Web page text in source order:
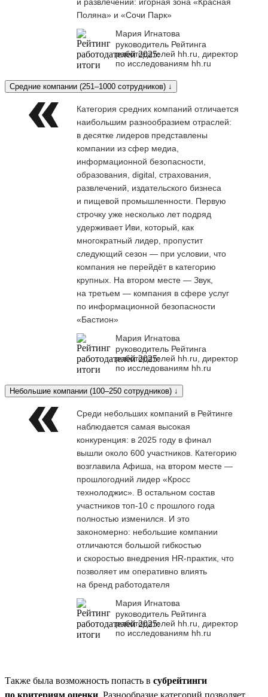
Поляна» и «Сочи Парк»
Мария Игнатова
руководитель Рейтинга
работодателей hh.ru, директор
по исследованиям hh.ru
Средние компании (251–1000 сотрудников) ↓
Категория средних компаний отличается
наибольшим разнообразием отраслей:
в десятке лидеров представлены
компании из сфер медиа,
информационной безопасности,
образования, digital, страхования,
развлечений, издательского бизнеса
и пищевой промышленности. Первую
строчку уже несколько лет подряд
удерживает Иви, который, как
многократный лидер, пропустит
следующий сезон — при условии, что
компания не перейдёт в категорию
крупных. На втором месте — Звук,
на третьем — компания в сфере услуг
по информационной безопасности
«Бастион»
Мария Игнатова
руководитель Рейтинга
работодателей hh.ru, директор
по исследованиям hh.ru
Небольшие компании (100–250 сотрудников) ↓
Среди небольших компаний в Рейтинге
наблюдается самая высокая
конкуренция: в 2025 году в финал
вышли около 600 участников. Категорию
возглавила Афиша, на втором месте —
прошлогодний лидер «Кросс
технолоджис». В остальном состав
участников топ-10 с прошлого года
полностью изменился. И это
закономерно: небольшие компании
отличаются большой гибкостью
и скоростью внедрения HR-практик, что
позволяет им оперативно влиять
на бренд работодателя
Мария Игнатова
руководитель Рейтинга
работодателей hh.ru, директор
по исследованиям hh.ru
Также была возможность попасть в субрейтинги
по критериям оценки . Разнообразие категорий позволяет